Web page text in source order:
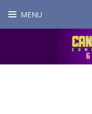
MENU